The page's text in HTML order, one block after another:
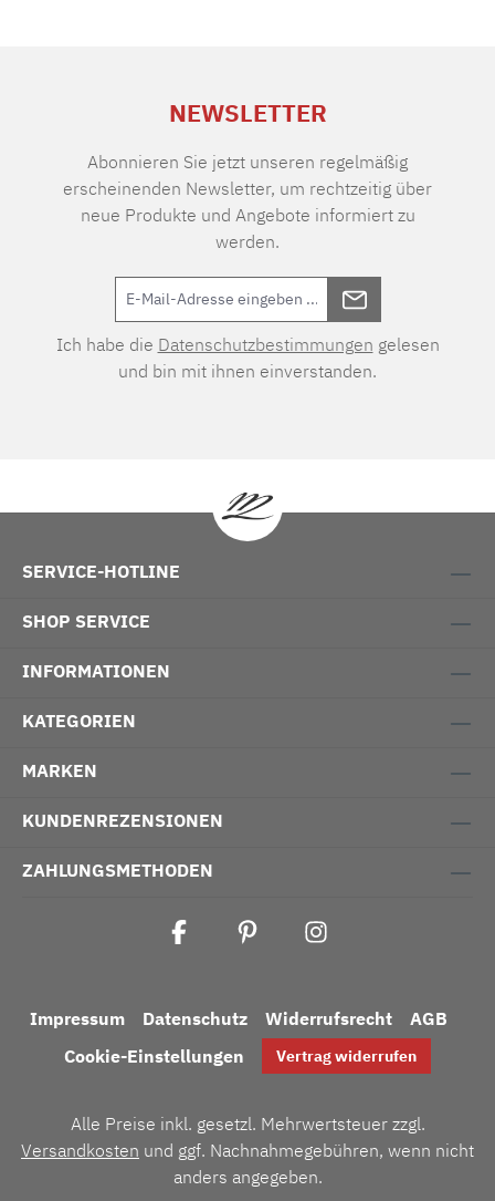
NEWSLETTER
Abonnieren Sie jetzt unseren regelmäßig
erscheinenden Newsletter, um rechtzeitig über
neue Produkte und Angebote informiert zu
werden.
Ich habe die Datenschutzbestimmungen gelesen
und bin mit ihnen einverstanden.
SERVICE-HOTLINE
SHOP SERVICE
INFORMATIONEN
KATEGORIEN
MARKEN
KUNDENREZENSIONEN
ZAHLUNGSMETHODEN
Impressum Datenschutz Widerrufsrecht
AGB
Cookie-Einstellungen
Vertrag widerrufen
Alle Preise inkl. gesetzl. Mehrwertsteuer zzgl.
Versandkosten und ggf. Nachnahmegebühren, wenn nicht
anders angegeben.